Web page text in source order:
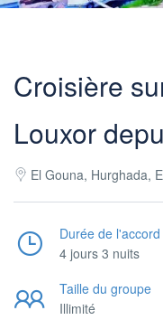
Croisière
Louxor
El Gouna, Hurghada,
Durée de l'accord
4 jours 3 nuits
Taille du groupe
Illimité